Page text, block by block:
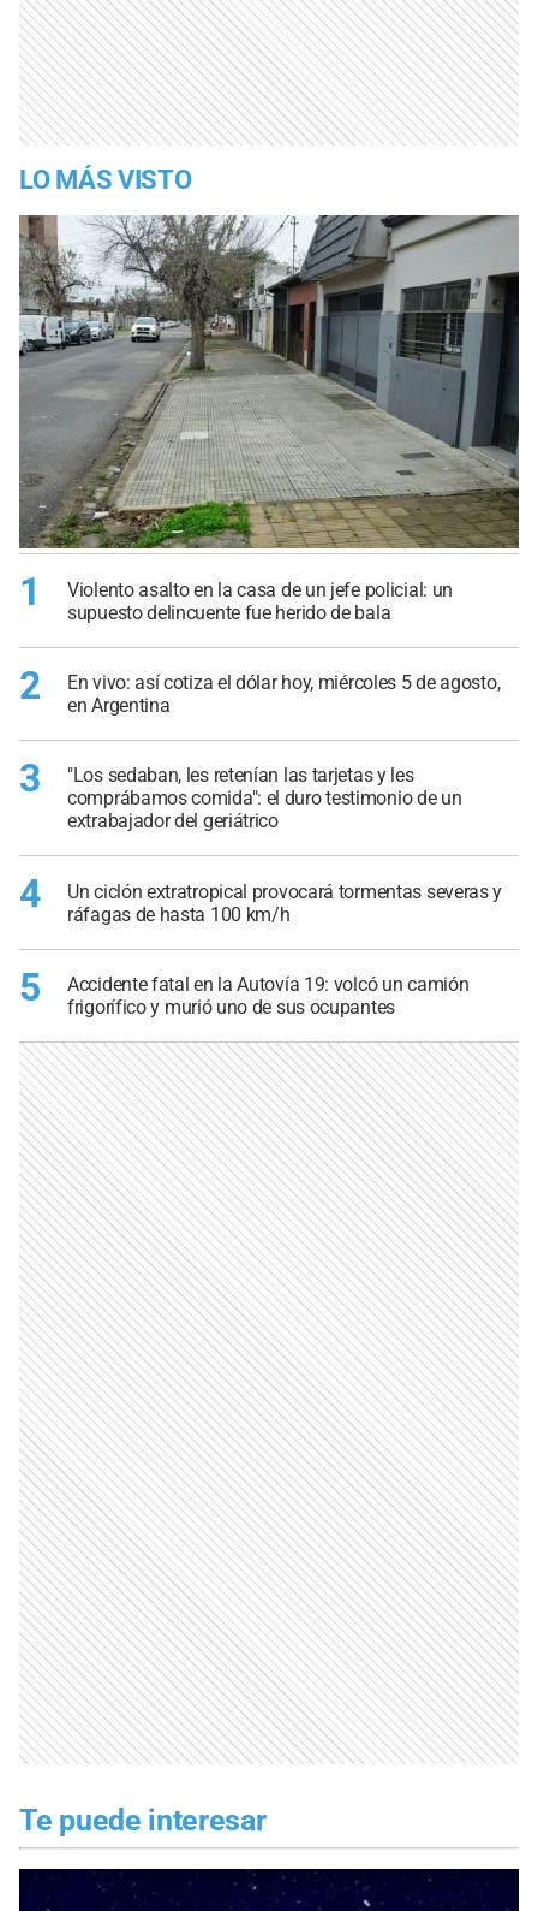
LO MÁS VISTO
1
Violento asalto en la casa de un jefe policial: un
supuesto delincuente fue herido de bala
2
En vivo: así cotiza el dólar hoy, miércoles 5 de agosto,
en Argentina
3
"Los sedaban, les retenían las tarjetas y les
comprábamos comida": el duro testimonio de un
extrabajador del geriátrico
4
Un ciclón extratropical provocará tormentas severas y
ráfagas de hasta 100 km/h
5
Accidente fatal en la Autovía 19: volcó un camión
frigorífico y murió uno de sus ocupantes
Te puede interesar